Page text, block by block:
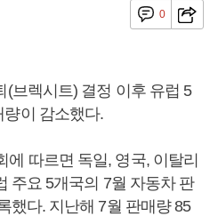
0
(브렉시트) 결정 이후 유럽 5
이 감소했다.
따르면 독일, 영국, 이탈리
주요 5개국의 7월 자동차 판
했다. 지난해 7월 판매량 85